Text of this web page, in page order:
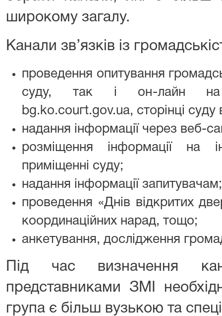
широкому загалу.
Канали зв’язків із
проведення опитування
суду, так і он-лайн на
bg.ko.couгt.gov.ua, сторінці
надання інформації через веб-
розміщення інформації на
приміщенні суду;
надання інформації запитувачам;
проведення «Днів відкритих
координаційних нарад, тощо;
анкетування, дослідження
Під час визначення
представниками ЗМІ
група є більш вузькою та